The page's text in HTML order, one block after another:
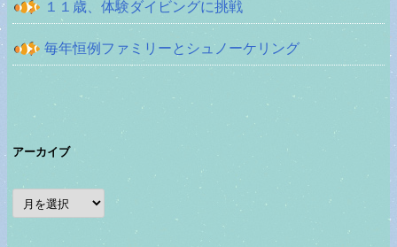
１１歳、体験ダイビングに挑戦
毎年恒例ファミリーとシュノーケリング
アーカイブ
ア
ー
カ